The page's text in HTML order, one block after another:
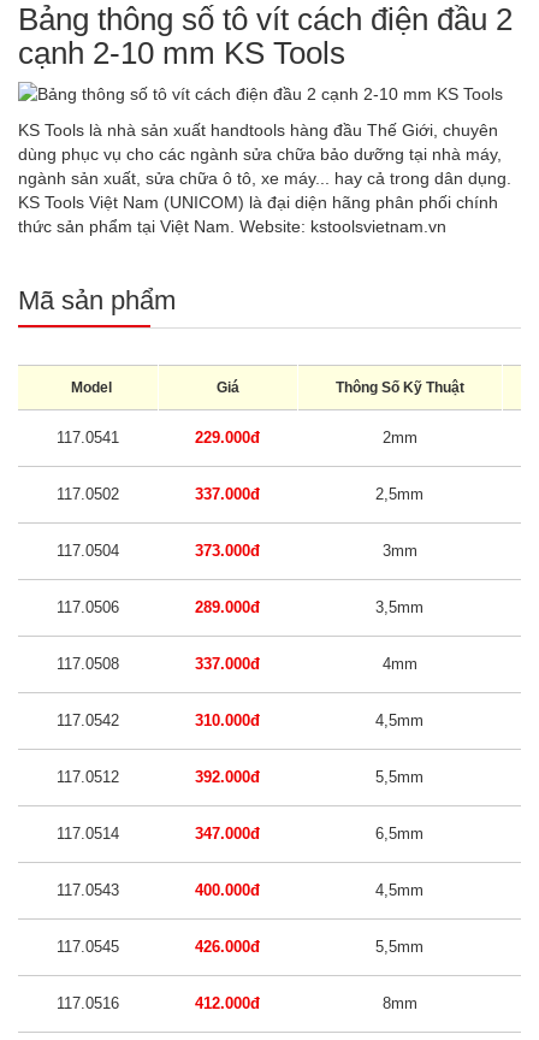
Bảng thông số tô vít cách điện đầu 2
cạnh 2-10 mm KS Tools
KS Tools là nhà sản xuất handtools hàng đầu Thế Giới, chuyên
dùng phục vụ cho các ngành sửa chữa bảo dưỡng tại nhà máy,
ngành sản xuất, sửa chữa ô tô, xe máy... hay cả trong dân dụng.
KS Tools Việt Nam (UNICOM) là đại diện hãng phân phối chính
thức sản phẩm tại Việt Nam. Website: kstoolsvietnam.vn
Mã sản phẩm
Model Giá Thông Số Kỹ Thuật
117.0541 229.000đ 2mm
117.0502 337.000đ 2,5mm
117.0504 373.000đ 3mm
117.0506 289.000đ 3,5mm
117.0508 337.000đ 4mm
117.0542 310.000đ 4,5mm
117.0512 392.000đ 5,5mm
117.0514 347.000đ 6,5mm
117.0543 400.000đ 4,5mm
117.0545 426.000đ 5,5mm
117.0516 412.000đ 8mm